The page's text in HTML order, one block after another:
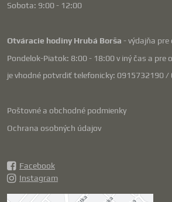
Sobota: 9:00 - 12:00
Otváracie hodiny Hrubá Borša - výdajňa pre
Pondelok-Piatok: 8:00 - 18:00 v iný čas a pre
je vhodné potvrdiť telefonicky: 0915732190 /
Poštovné a obchodné podmienky
Ochrana osobných údajov
Facebook
Instagram